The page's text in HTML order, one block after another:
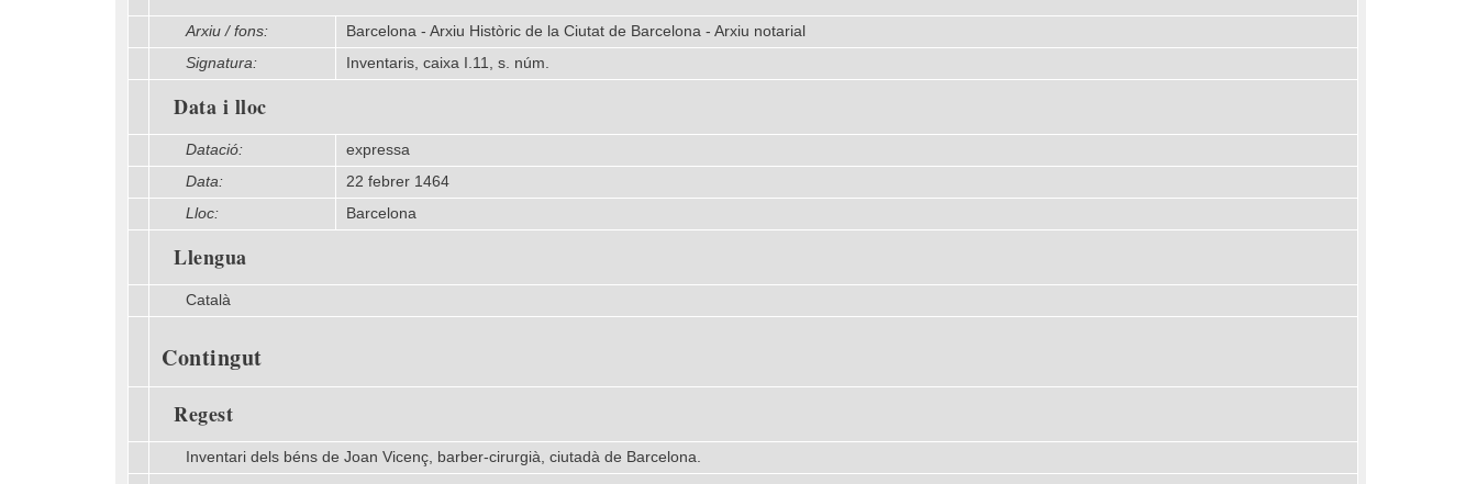
Arxiu / fons:
Barcelona - Arxiu Històric de la Ciutat de Barcelona - Arxiu notarial
Signatura:
Inventaris, caixa I.11, s. núm.
Data i lloc
Datació:
expressa
Data:
22 febrer 1464
Lloc:
Barcelona
Llengua
Català
Contingut
Regest
Inventari dels béns de Joan Vicenç, barber-cirurgià, ciutadà de Barcelona.